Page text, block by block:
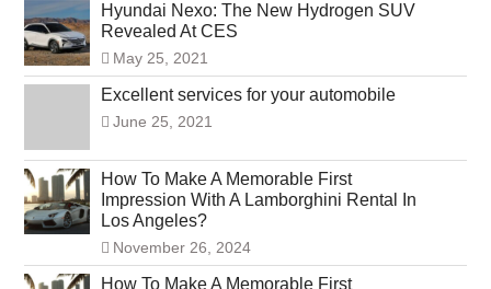
Hyundai Nexo: The New Hydrogen SUV
Revealed At CES
May 25, 2021
Excellent services for your automobile
June 25, 2021
How To Make A Memorable First
Impression With A Lamborghini Rental In
Los Angeles?
November 26, 2024
How To Make A Memorable First